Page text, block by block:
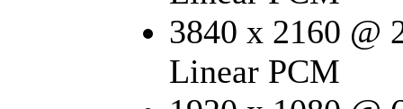
3840 x 2160 @
Linear PCM